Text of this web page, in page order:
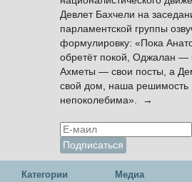
Девлет Бахчели на
парламентской группы
формулировку: «Пока
обретёт покой, Оджалан —
Ахметы — свои посты, а
свой дом, наша решимость
непоколебима». →
Категории Медиа